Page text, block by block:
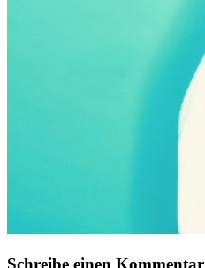
Schreibe einen Kommentar